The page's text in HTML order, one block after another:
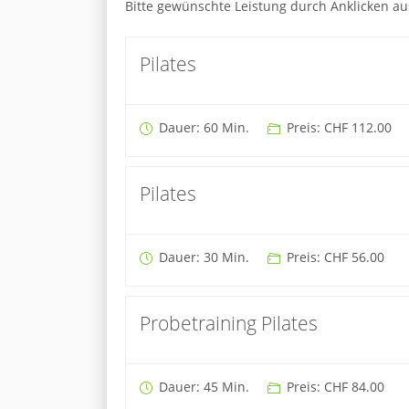
Bitte gewünschte Leistung durch Anklicken
Pilates
Dauer: 60 Min. Preis: CHF 112.00
Pilates
Dauer: 30 Min. Preis: CHF 56.00
Probetraining Pilates
Dauer: 45 Min. Preis: CHF 84.00